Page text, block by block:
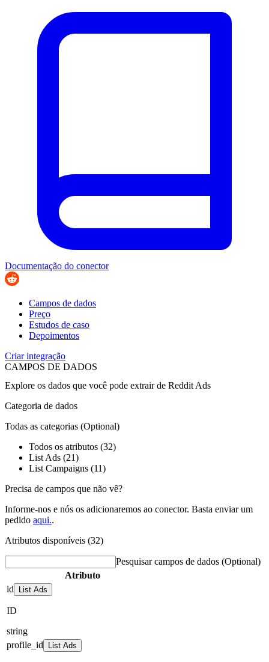
Documentação do conector
Campos de dados
Preço
Estudos de caso
Depoimentos
Criar integração
CAMPOS DE DADOS
Explore os dados que você pode extrair de Reddit Ads
Categoria de dados
Todas as categorias (Optional)
Todos os atributos (32)
List Ads (21)
List Campaigns (11)
Precisa de campos que não vê?
Informe-nos e nós os adicionaremos ao conector. Basta enviar um
pedido aqui..
Atributos disponíveis (32)
Pesquisar campos de dados (Optional)
Atributo
id
List Ads
ID
string
profile_id
List Ads